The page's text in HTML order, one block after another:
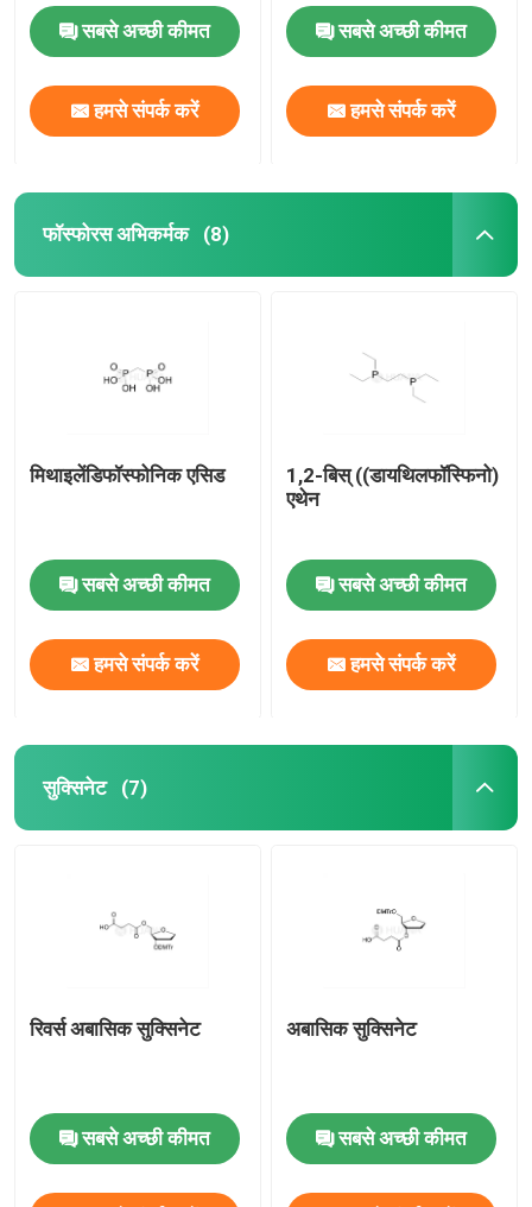
सबसे अच्छी कीमत
हमसे संपर्क करें
सबसे अच्छी कीमत
हमसे संपर्क करें
फॉस्फोरस अभिकर्मक (8)
मिथाइलेंडिफॉस्फोनिक एसिड
सबसे अच्छी कीमत
हमसे संपर्क करें
1,2-बिस् ((डायथिलफॉस्फिनो)
एथेन
सबसे अच्छी कीमत
हमसे संपर्क करें
सुक्सिनेट (7)
रिवर्स अबासिक सुक्सिनेट
सबसे अच्छी कीमत
अबासिक सुक्सिनेट
सबसे अच्छी कीमत